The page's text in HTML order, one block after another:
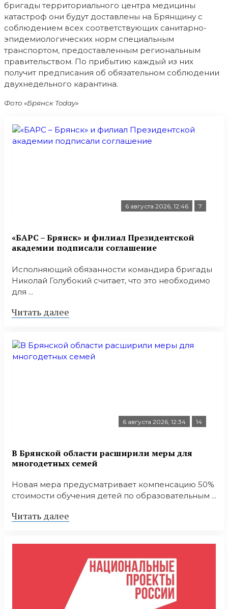
бригады территориального центра медицины
катастроф они будут доставлены на Брянщину с
соблюдением всех соответствующих санитарно-
эпидемиологических норм специальным
транспортом, предоставленным региональным
правительством. По прибытию каждый из них
получит предписания об обязательном соблюдении
двухнедельного карантина.
Фото «Брянск Today»
6 августа 2026, 12:46 7
«БАРС – Брянск» и филиал Президентской
академии подписали соглашение
Исполняющий обязанности командира бригады
Николай Голубокий считает, что это необходимо
для ...
Читать далее
6 августа 2026, 12:34 14
В Брянской области расширили меры для
многодетных семей
Новая мера предусматривает компенсацию 50%
стоимости обучения детей по образовательным ...
Читать далее